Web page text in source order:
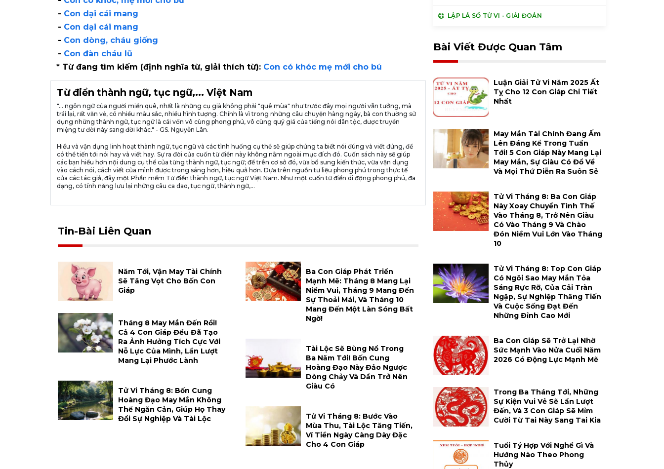
- Con dại cái mang
- Con dại cái mang
- Con dòng, cháu giống
- Con đàn cháu lũ
* Từ đang tìm kiếm (định nghĩa từ, giải thích từ): Con có khóc mẹ mới cho bú
Từ điển thành ngữ, tục ngữ,... Việt Nam
"... ngôn ngữ của người miền quê, nhất là những cụ già không phải "quê mùa" như trước đây mọi người vẫn tưởng, mà
trái lại, rất văn vẻ, có nhiều màu sắc, nhiều hình tượng. Chính là vì trong những câu chuyện hàng ngày, bà con thường sử
dụng những thành ngữ, tục ngữ là cái vốn vô cùng phong phú, vô cùng quý giá của tiếng nói dân tộc, được truyền
miệng tư đời này sang đời khác." - GS. Nguyễn Lân.
Hiểu và vận dụng linh hoạt thành ngữ, tục ngữ và các tình huống cụ thể sẽ giúp chúng ta biết nói đúng và viết đúng, để
có thể tiến tới nói hay và viết hay. Sự ra đời của cuốn từ điển này không nằm ngoài mục đích đó. Cuốn sách này sẽ giúp
các bạn hiểu hơn nội dung cụ thể của từng thành ngữ, tục ngữ; để trên cơ sở đó, vừa bổ sung kiến thức, vừa vận dụng
vào cách nói, cách viết của mình được trong sáng hơn, hiệu quả hơn. Dựa trên nguồn tư liệu phong phú trong thực tế
của các tác giả, đây một Phần mềm Từ điển thành ngữ, tục ngữ Việt Nam. Như một cuốn từ điển di động phong phú, đa
dạng, có tính năng lưu lại những câu ca dao, tục ngữ, thành ngữ,...
Tin-Bài Liên Quan
Năm Tới, Vận May Tài Chính
Sẽ Tăng Vọt Cho Bốn Con
Giáp
Tháng 8 May Mắn Đến Rồi!
Cả 4 Con Giáp Đều Đã Tạo
Ra Ảnh Hưởng Tích Cực Với
Nỗ Lực Của Mình, Lần Lượt
Mang Lại Phước Lành
Tử Vi Tháng 8: Bốn Cung
Hoàng Đạo May Mắn Không
Thể Ngăn Cản, Giúp Họ Thay
Đổi Sự Nghiệp Và Tài Lộc
Ba Con Giáp Phát Triển
Mạnh Mẽ: Tháng 8 Mang Lại
Niềm Vui, Tháng 9 Mang Đến
Sự Thoải Mái, Và Tháng 10
Mang Đến Một Làn Sóng Bất
Ngờ!
Tài Lộc Sẽ Bùng Nổ Trong
Ba Năm Tới! Bốn Cung
Hoàng Đạo Này Đảo Ngược
Dòng Chảy Và Dần Trở Nên
Giàu Có
Tử Vi Tháng 8: Bước Vào
Mùa Thu, Tài Lộc Tăng Tiến,
Ví Tiền Ngày Càng Dày Đặc
Cho 4 Con Giáp
LẬP LÁ SỐ TỬ VI - GIẢI ĐOÁN
Bài Viết Được Quan Tâm
Luận Giải Tử Vi Năm 2025 Ất
Tỵ Cho 12 Con Giáp Chi Tiết
Nhất
May Mắn Tài Chính Đang Ấm
Lên Đáng Kể Trong Tuần
Tới! 5 Con Giáp Này Mang Lại
May Mắn, Sự Giàu Có Đổ Về
Và Mọi Thứ Diễn Ra Suôn Sẻ
Tử Vi Tháng 8: Ba Con Giáp
Này Xoay Chuyển Tình Thế
Vào Tháng 8, Trở Nên Giàu
Có Vào Tháng 9 Và Chào
Đón Niềm Vui Lớn Vào Tháng
10
Tử Vi Tháng 8: Top Con Giáp
Có Ngôi Sao May Mắn Tỏa
Sáng Rực Rỡ, Của Cải Tràn
Ngập, Sự Nghiệp Thăng Tiến
Và Cuộc Sống Đạt Đến
Những Đỉnh Cao Mới
Ba Con Giáp Sẽ Trở Lại Nhờ
Sức Mạnh Vào Nửa Cuối Năm
2026 Có Động Lực Mạnh Mẽ
Trong Ba Tháng Tới, Những
Sự Kiện Vui Vẻ Sẽ Lần Lượt
Đến, Và 3 Con Giáp Sẽ Mỉm
Cười Từ Tai Này Sang Tai Kia
Tuổi Tý Hợp Với Nghề Gì Và
Hướng Nào Theo Phong
Thủy